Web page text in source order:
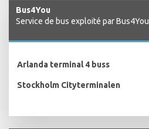
Bus4You
Service de bus exploité par Bus4You
Arlanda terminal 4 buss
Stockholm Cityterminalen